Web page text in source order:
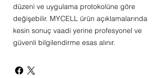
düzeni ve uygulama protokolüne göre
değişebilir. MYCELL ürün açıklamalarında
kesin sonuç vaadi yerine profesyonel ve
güvenli bilgilendirme esas alınır.